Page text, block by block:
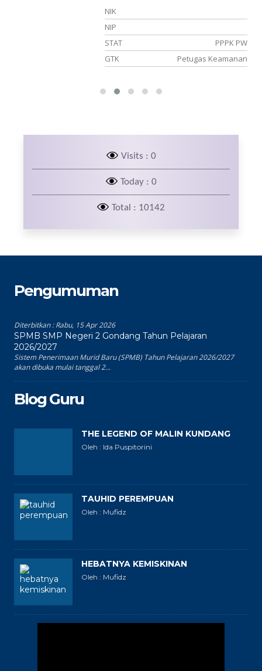
NIK
NIP
STAT
PPPK PW
GTK
Petugas Keamanan
Visits : 0
Today : 0
Total : 10142
Pengumuman
Diterbitkan :Rabu, 15 Apr 2026
SPMB SMP Negeri 2 Gondang Tahun Pelajaran
2026/2027
Sistem Penerimaan Murid Baru (SPMB) Tahun Pelajaran 2026/2027
akan dibuka mulai tanggal 2...
Blog Guru
THE LEGEND OF MALIN KUNDANG
Oleh : Ida Puspitorini
TAUHID PEREMPUAN
Oleh : Mufidz
HEBATNYA KEMISKINAN
Oleh : Mufidz